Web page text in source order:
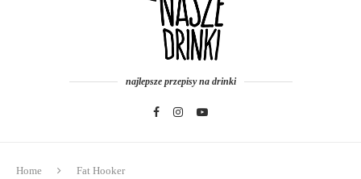
najlepsze przepisy na drinki
Home Fat Hooker